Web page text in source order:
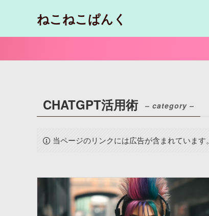
ねこねこぱんく
CHATGPT活用術 – category –
当ページのリンクには広告が含まれています。